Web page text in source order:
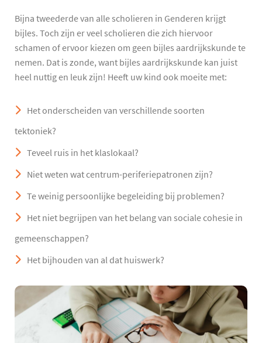
Bijna tweederde van alle scholieren in Genderen krijgt
bijles. Toch zijn er veel scholieren die zich hiervoor
schamen of ervoor kiezen om geen bijles aardrijkskunde te
nemen. Dat is zonde, want bijles aardrijkskunde kan juist
heel nuttig en leuk zijn! Heeft uw kind ook moeite met:
Het onderscheiden van verschillende soorten
tektoniek?
Teveel ruis in het klaslokaal?
Niet weten wat centrum-periferiepatronen zijn?
Te weinig persoonlijke begeleiding bij problemen?
Het niet begrijpen van het belang van sociale cohesie in
gemeenschappen?
Het bijhouden van al dat huiswerk?